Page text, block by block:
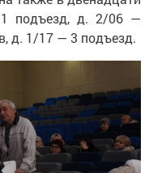
подъезд, д. 2/06 —
д. 1/17 — 3 подъезд.